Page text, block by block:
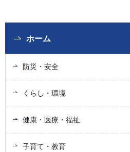
ホーム
防災・安全
くらし・環境
健康・医療・福祉
子育て・教育